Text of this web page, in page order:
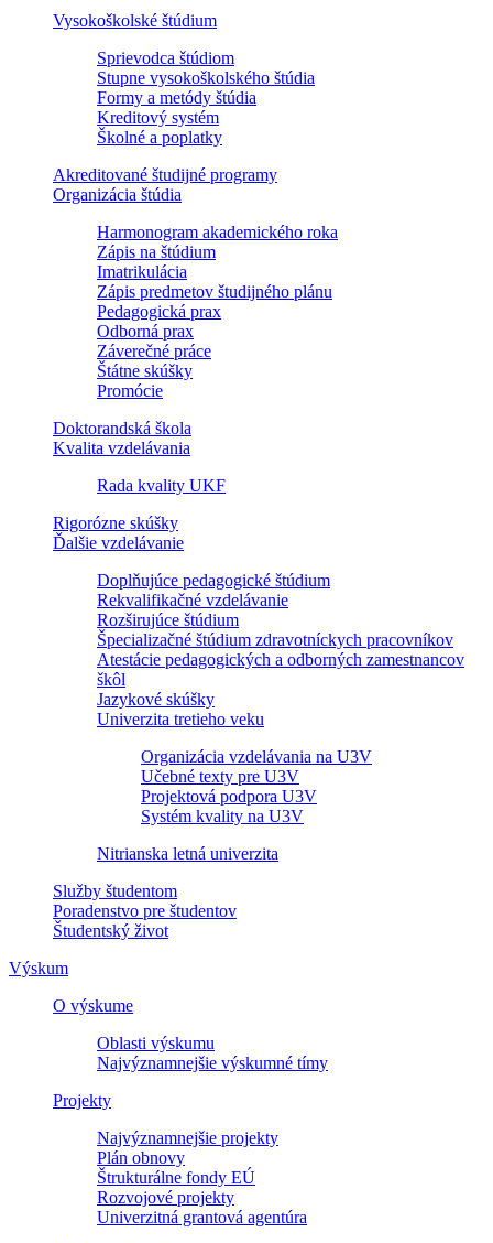
Vysokoškolské štúdium
Sprievodca štúdiom
Stupne vysokoškolského štúdia
Formy a metódy štúdia
Kreditový systém
Školné a poplatky
Akreditované študijné programy
Organizácia štúdia
Harmonogram akademického roka
Zápis na štúdium
Imatrikulácia
Zápis predmetov študijného plánu
Pedagogická prax
Odborná prax
Záverečné práce
Štátne skúšky
Promócie
Doktorandská škola
Kvalita vzdelávania
Rada kvality UKF
Rigorózne skúšky
Ďalšie vzdelávanie
Doplňujúce pedagogické štúdium
Rekvalifikačné vzdelávanie
Rozširujúce štúdium
Špecializačné štúdium zdravotníckych pracovníkov
Atestácie pedagogických a odborných zamestnancov
škôl
Jazykové skúšky
Univerzita tretieho veku
Organizácia vzdelávania na U3V
Učebné texty pre U3V
Projektová podpora U3V
Systém kvality na U3V
Nitrianska letná univerzita
Služby študentom
Poradenstvo pre študentov
Študentský život
Výskum
O výskume
Oblasti výskumu
Najvýznamnejšie výskumné tímy
Projekty
Najvýznamnejšie projekty
Plán obnovy
Štrukturálne fondy EÚ
Rozvojové projekty
Univerzitná grantová agentúra